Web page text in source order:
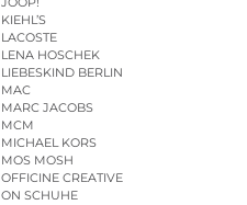
KIEHL’S
LACOSTE
LENA HOSCHEK
LIEBESKIND BERLIN
MAC
MARC JACOBS
MCM
MICHAEL KORS
MOS MOSH
OFFICINE CREATIVE
ON SCHUHE